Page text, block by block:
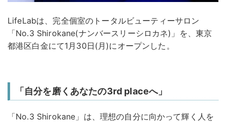
LifeLabは、完全個室のトータルビューティーサロン
「No.3 Shirokane(ナンバースリーシロカネ)」を、東京
都港区白金にて1月30日(月)にオープンした。
「自分を磨くあなたの3rd placeへ」
「No.3 Shirokane」は、理想の自分に向かって輝く人を